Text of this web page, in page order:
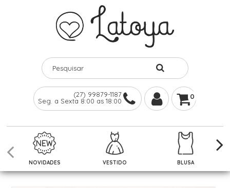
(27) 99879-1187
Seg. a Sexta 8:00 as 18:00
0
NOVIDADES VESTIDO BLUSA